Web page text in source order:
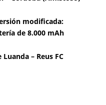
modificada:
de 8.000 mAh
– Reus FC